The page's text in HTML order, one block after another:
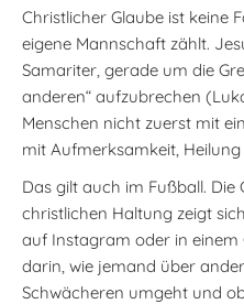
Christlicher Glaube ist keine
eigene Mannschaft zählt.
Samariter, gerade um die
anderen“ aufzubrechen
Menschen nicht zuerst mit
mit Aufmerksamkeit,
Das gilt auch im Fußball. Die
christlichen Haltung zeigt
auf Instagram oder in einem
darin, wie jemand über
Schwächeren umgeht und